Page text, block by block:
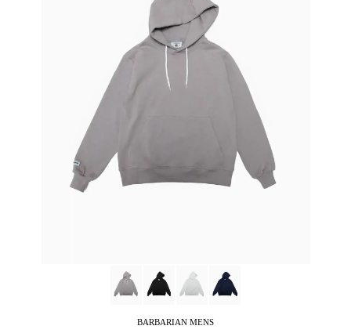
BARBARIAN MENS